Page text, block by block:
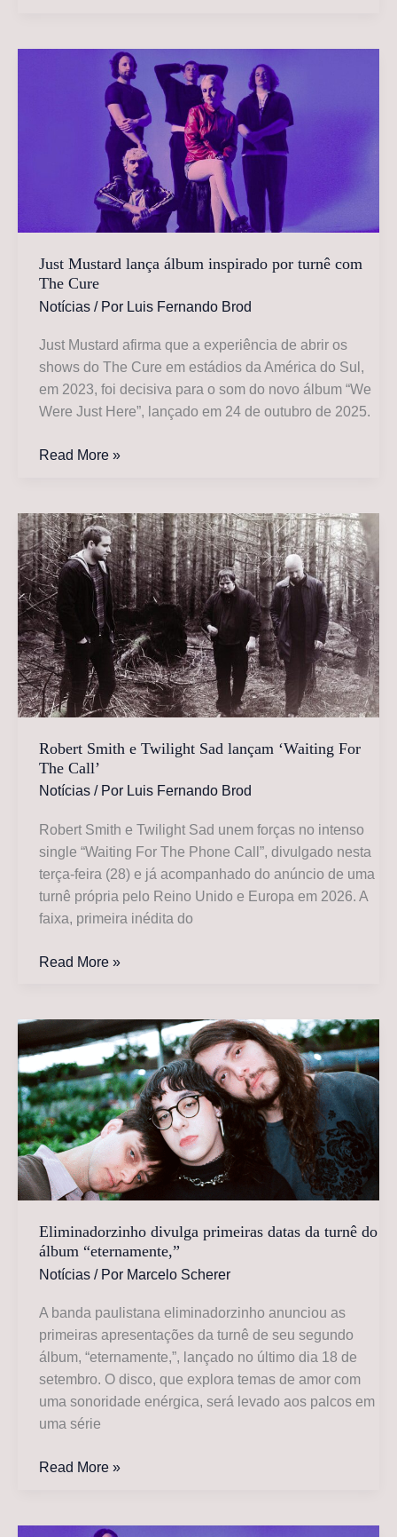
Just Mustard lança álbum inspirado por turnê com
The Cure
Notícias / Por Luis Fernando Brod
Just Mustard afirma que a experiência de abrir os
shows do The Cure em estádios da América do Sul,
em 2023, foi decisiva para o som do novo álbum “We
Were Just Here”, lançado em 24 de outubro de 2025.
Just
álbum
inspirado
por
turnê
com
The
Cure
Read More »
Robert Smith e Twilight Sad lançam ‘Waiting For
The Call’
Notícias / Por Luis Fernando Brod
Robert Smith e Twilight Sad unem forças no intenso
single “Waiting For The Phone Call”, divulgado nesta
terça-feira (28) e já acompanhado do anúncio de uma
turnê própria pelo Reino Unido e Europa em 2026. A
faixa, primeira inédita do
Robert
Twilight
Sad
lançam
‘Waiting
For
The
Call’
Read More »
Eliminadorzinho divulga primeiras datas da turnê do
álbum “eternamente,”
Notícias / Por Marcelo Scherer
A banda paulistana eliminadorzinho anunciou as
primeiras apresentações da turnê de seu segundo
álbum, “eternamente,”, lançado no último dia 18 de
setembro. O disco, que explora temas de amor com
uma sonoridade enérgica, será levado aos palcos em
uma série
Eliminadorzinho
Read More »